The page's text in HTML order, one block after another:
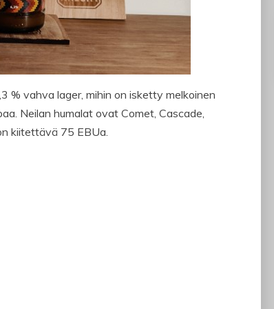
% vahva lager, mihin on isketty melkoinen
Neilan humalat ovat Comet, Cascade,
kiitettävä 75 EBUa.